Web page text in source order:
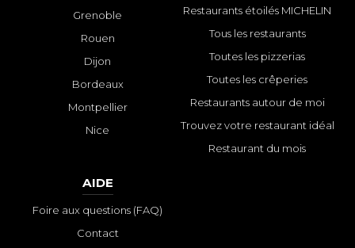
Grenoble
Rouen
Dijon
Bordeaux
Montpellier
Nice
Restaurants étoilés MICHELIN
Tous les restaurants
Toutes les pizzerias
Toutes les crêperies
Restaurants autour de moi
Trouvez votre restaurant idéal
Restaurant du mois
AIDE
Foire aux questions (FAQ)
Contact